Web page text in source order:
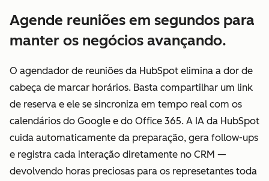
Agende reuniões em segundos para
manter os negócios avançando.
O agendador de reuniões da HubSpot elimina a dor de
cabeça de marcar horários. Basta compartilhar um link
de reserva e ele se sincroniza em tempo real com os
calendários do Google e do Office 365. A IA da HubSpot
cuida automaticamente da preparação, gera follow-ups
e registra cada interação diretamente no CRM —
devolvendo horas preciosas para os represetantes toda